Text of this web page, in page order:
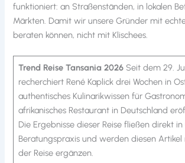
funktioniert: an Straßenständen, in lokalen
Märkten. Damit wir unsere Gründer mit
beraten können, nicht mit Klischees.
Trend Reise Tansania 2026Seit dem 29.
recherchiert René Kaplick drei Wochen in
authentisches Kulinarikwissen für
afrikanisches Restaurant in Deutschland
Die Ergebnisse dieser Reise fließen direkt in
Beratungspraxis und werden diesen Artikel
der Reise ergänzen.